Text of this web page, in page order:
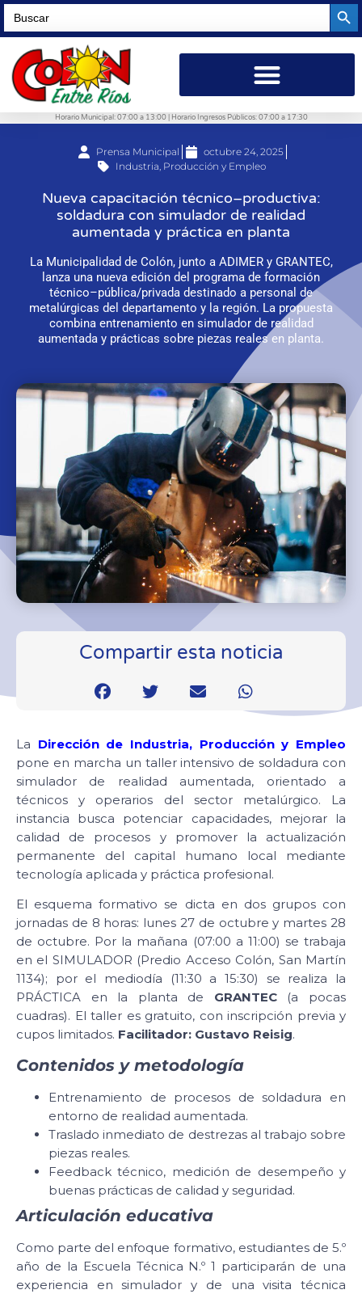
Search
for:
Horario Municipal: 07:00 a 13:00 | Horario Ingresos Públicos: 07:00 a 17:30
Prensa Municipal
octubre 24, 2025
Industria, Producción y Empleo
Nueva capacitación técnico–productiva:
soldadura con simulador de realidad
aumentada y práctica en planta
La Municipalidad de Colón, junto a ADIMER y GRANTEC,
lanza una nueva edición del programa de formación
técnico–pública/privada destinado a personal de
metalúrgicas del departamento y la región. La propuesta
combina entrenamiento en simulador de realidad
aumentada y prácticas sobre piezas reales en planta.
Compartir esta noticia
La Dirección de Industria, Producción y Empleo
pone en marcha un taller intensivo de soldadura con
simulador de realidad aumentada, orientado a
técnicos y operarios del sector metalúrgico. La
instancia busca potenciar capacidades, mejorar la
calidad de procesos y promover la actualización
permanente del capital humano local mediante
tecnología aplicada y práctica profesional.
El esquema formativo se dicta en dos grupos con
jornadas de 8 horas: lunes 27 de octubre y martes 28
de octubre. Por la mañana (07:00 a 11:00) se trabaja
en el SIMULADOR (Predio Acceso Colón, San Martín
1134); por el mediodía (11:30 a 15:30) se realiza la
PRÁCTICA en la planta de GRANTEC (a pocas
cuadras). El taller es gratuito, con inscripción previa y
cupos limitados. Facilitador: Gustavo Reisig.
Contenidos y metodología
Entrenamiento de procesos de soldadura en
entorno de realidad aumentada.
Traslado inmediato de destrezas al trabajo sobre
piezas reales.
Feedback técnico, medición de desempeño y
buenas prácticas de calidad y seguridad.
Articulación educativa
Como parte del enfoque formativo, estudiantes de 5.º
año de la Escuela Técnica N.º 1 participarán de una
experiencia en simulador y de una visita técnica